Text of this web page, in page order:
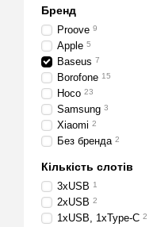
Бренд
Proove 9
Apple 5
Baseus 7
Borofone 15
Hoco 23
Samsung 3
Xiaomi 2
Без бренда 2
Кількість слотів
3xUSB 1
2xUSB 2
1xUSB, 1xType-C 2